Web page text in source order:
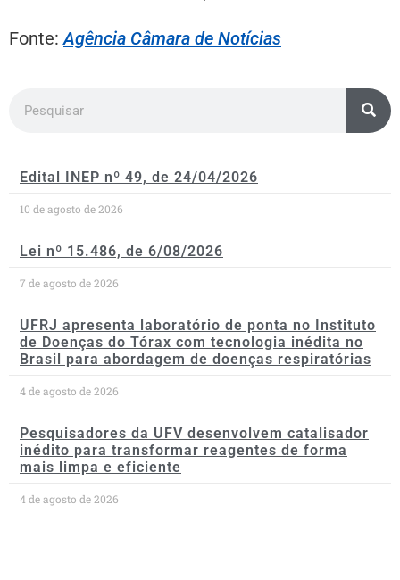
Fonte:Agência Câmara de Notícias
Edital INEP nº 49, de 24/04/2026
10 de agosto de 2026
Lei nº 15.486, de 6/08/2026
7 de agosto de 2026
UFRJ apresenta laboratório de ponta no Instituto
de Doenças do Tórax com tecnologia inédita no
Brasil para abordagem de doenças respiratórias
4 de agosto de 2026
Pesquisadores da UFV desenvolvem catalisador
inédito para transformar reagentes de forma
mais limpa e eficiente
4 de agosto de 2026